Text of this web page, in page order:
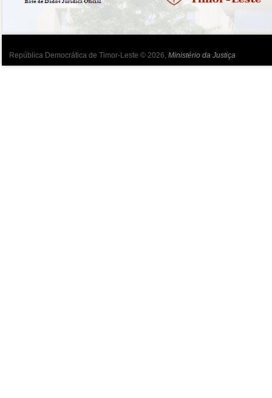
República Democrática de Timor-Leste © 2026, Ministério da Justiça